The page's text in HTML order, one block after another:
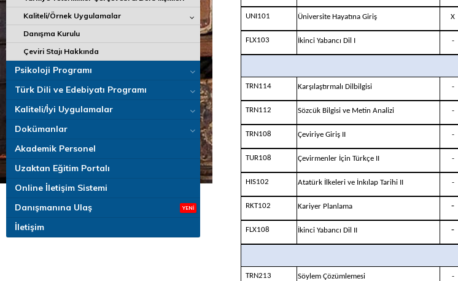
Kaliteli/Örnek Uygulamalar
Danışma Kurulu
Çeviri Stajı Hakkında
Psikoloji Programı
Türk Dili ve Edebiyatı Programı
Kaliteli/İyi Uygulamalar
Dokümanlar
Akademik Personel
Uzaktan Eğitim Portalı
Online İletişim Sistemi
Danışmanına Ulaş
İletişim
UNI101 Üniversite Hayatına Giriş X
FLX103 İkinci Yabancı Dil I -
TRN114 Karşılaştırmalı Dilbilgisi -
TRN112 Sözcük Bilgisi ve Metin Analizi -
TRN108 Çeviriye Giriş II -
TUR108 Çevirmenler İçin Türkçe II -
HIS102 Atatürk İlkeleri ve İnkılap Tarihi II -
RKT102 Kariyer Planlama -
FLX108 İkinci Yabancı Dil II -
TRN213 Söylem Çözümlemesi -